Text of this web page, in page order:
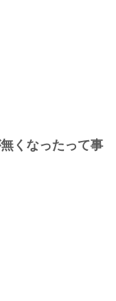
くなったって事